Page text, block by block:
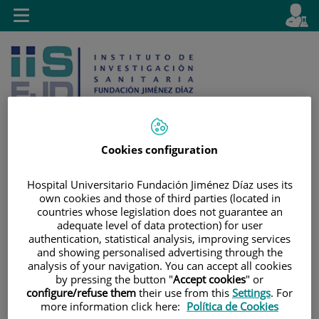
Jump to content
selector
Active
en
Toggle
navigation
Cookies configuration
Hospital Universitario Fundación Jiménez Díaz uses its
own cookies and those of third parties (located in
countries whose legislation does not guarantee an
adequate level of data protection) for user
authentication, statistical analysis, improving services
and showing personalised advertising through the
analysis of your navigation. You can accept all cookies
by pressing the button "Accept cookies" or
configure/refuse them their use from this Settings. For
more information click here: Política de Cookies